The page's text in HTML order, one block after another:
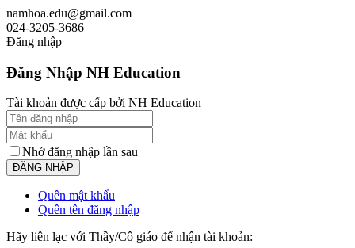
namhoa.edu@gmail.com
024-3205-3686
Đăng nhập
Đăng Nhập NH Education
Tài khoản được cấp bởi NH Education
Nhớ đăng nhập lần sau
Quên mật khẩu
Quên tên đăng nhập
Hãy liên lạc với Thầy/Cô giáo để nhận tài khoản: